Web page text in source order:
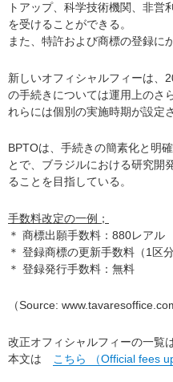
トアップ、科学技術機関、非営
を受けることができる。
また、特許および商標の登録に
新しいオフィシャルフィーは、
の手続きについては運用上のさ
れらには個別の実施時期が設定
BPTOは、手続きの簡素化と明
とで、ブラジルにおける研究開
ることを目指している。
手数料改定の一例；
＊ 商標出願手数料：880レアル
＊ 登録商標の更新手数料（1区
＊ 登録発行手数料：無料
（Source:
改正オフィシャルフィーの一覧
本文は
こちら （Official fees